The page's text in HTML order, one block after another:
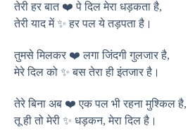
तेरी हर बात ❤️ पे दिल मेरा धड़कता है,
तेरी याद में ✨ हर पल ये तड़पता है।
तुमसे मिलकर ❤️ लगा जिंदगी गुलजार है,
मेरे दिल को ✨ बस तेरा ही इंतजार है।
तेरे बिना अब ❤️ एक पल भी रहना मुश्किल है,
तू ही तो मेरी ✨ धड़कन, मेरा दिल है।